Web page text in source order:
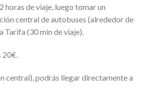
horas de viaje, luego tomar un
central de autobuses (alrededor de
Tarifa (30 min de viaje).
20€.
central), podrás llegar directamente a